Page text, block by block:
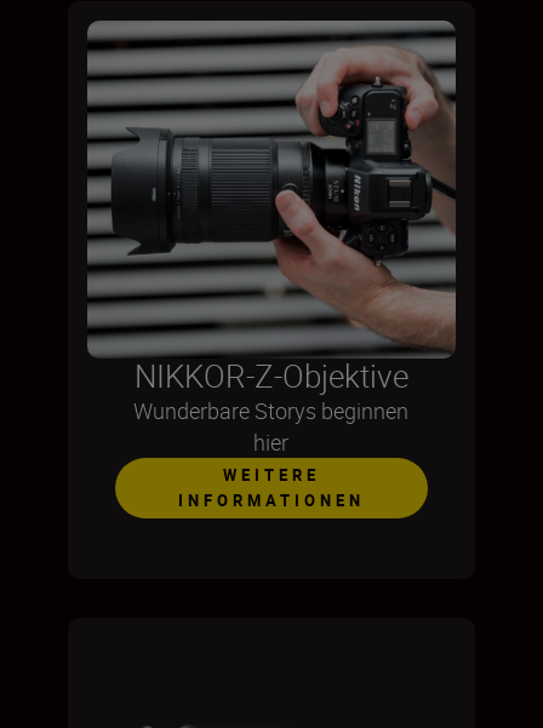
NIKKOR-Z-Objektive
Wunderbare Storys beginnen
hier
WEITERE
INFORMATIONEN